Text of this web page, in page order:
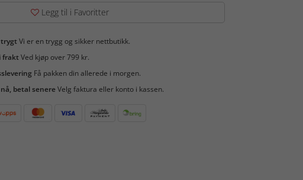
Legg til i Favoritter
Vi er en trygg og sikker nettbutikk.
fraktVed kjøp over 799 kr.
Få pakken din allerede i morgen.
betal senereVelg faktura eller konto i kassen.